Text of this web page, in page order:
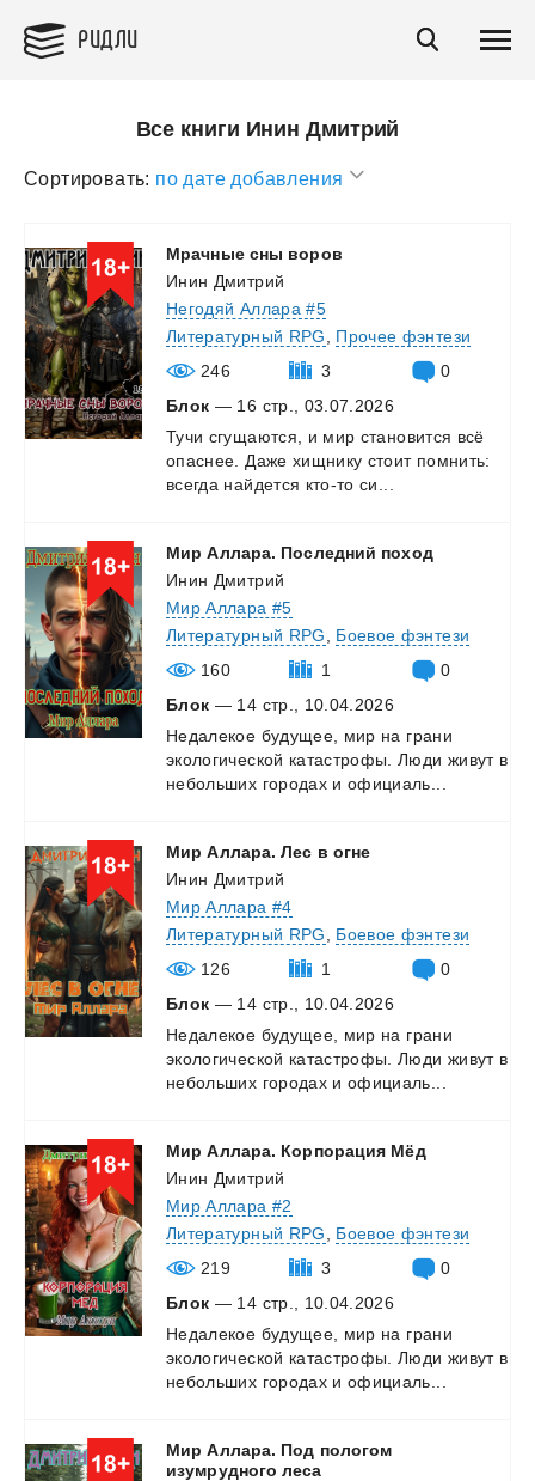
РИДЛИ
Все книги Инин Дмитрий
Сортировать: по дате добавления
Мрачные сны воров
Инин Дмитрий
Негодяй Аллара #5
Литературный RPG
Прочее фэнтези
246
3
0
Блок — 16 стр., 03.07.2026
Тучи сгущаются, и мир становится всё
опаснее.
Даже хищнику стоит помнить:
всегда найдется кто-то си...
Мир Аллара. Последний поход
Инин Дмитрий
Мир Аллара #5
Литературный RPG
Боевое фэнтези
160
1
0
Блок — 14 стр., 10.04.2026
Недалекое будущее, мир на грани
экологической катастрофы. Люди живут в
небольших городах и официаль...
Мир Аллара. Лес в огне
Инин Дмитрий
Мир Аллара #4
Литературный RPG
Боевое фэнтези
126
1
0
Блок — 14 стр., 10.04.2026
Недалекое будущее, мир на грани
экологической катастрофы. Люди живут в
небольших городах и официаль...
Мир Аллара. Корпорация Мёд
Инин Дмитрий
Мир Аллара #2
Литературный RPG
Боевое фэнтези
219
3
0
Блок — 14 стр., 10.04.2026
Недалекое будущее, мир на грани
экологической катастрофы. Люди живут в
небольших городах и официаль...
Мир Аллара. Под пологом
изумрудного леса